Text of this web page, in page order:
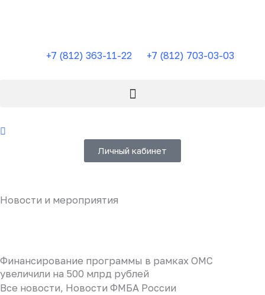
+7 (812) 363-11-22
+7 (812) 703-03-03
Личный кабинет
Новости и мероприятия
Финансирование программы в рамках ОМС
увеличили на 500 млрд рублей
Все новости, Новости ФМБА России